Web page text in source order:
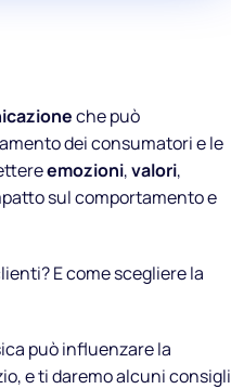
che può
dei consumatori e le
emozioni,valori,
sul comportamento e
E come scegliere la
può influenzare la
e ti daremo alcuni consigli